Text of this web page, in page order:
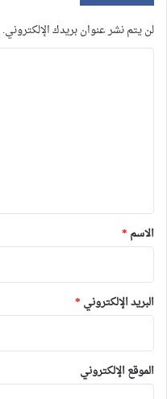
لن يتم نشر عنوان بريدك الإلكتروني.
*
الاسم *
البريد الإلكتروني *
الموقع الإلكتروني